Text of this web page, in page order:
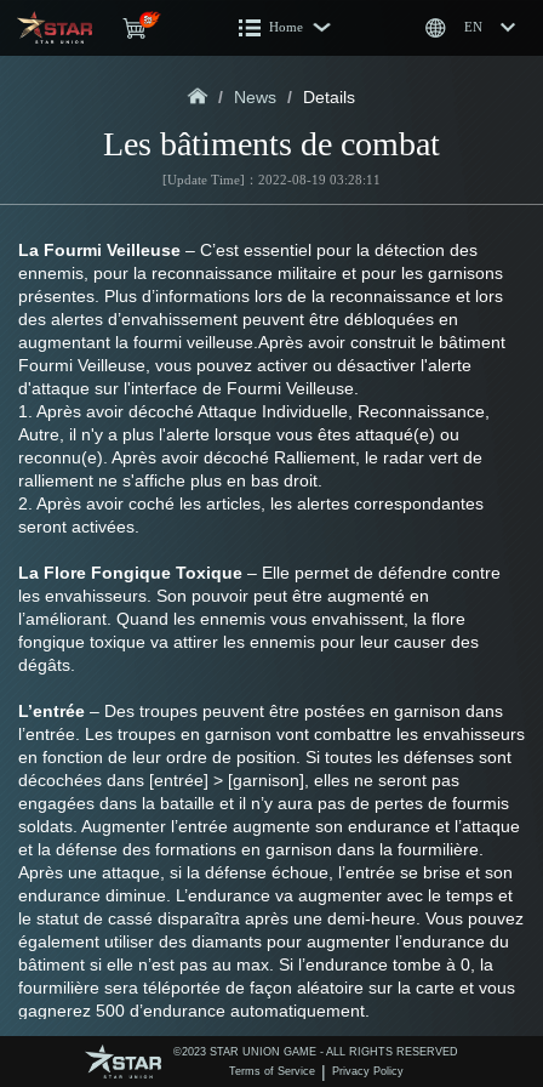
Home EN
/ News / Details
Les bâtiments de combat
[Update Time]：2022-08-19 03:28:11
La Fourmi Veilleuse – C’est essentiel pour la détection des
ennemis, pour la reconnaissance militaire et pour les garnisons
présentes. Plus d’informations lors de la reconnaissance et lors
des alertes d’envahissement peuvent être débloquées en
augmentant la fourmi veilleuse.Après avoir construit le bâtiment
Fourmi Veilleuse, vous pouvez activer ou désactiver l'alerte
d'attaque sur l'interface de Fourmi Veilleuse.
1. Après avoir décoché Attaque Individuelle, Reconnaissance,
Autre, il n'y a plus l'alerte lorsque vous êtes attaqué(e) ou
reconnu(e). Après avoir décoché Ralliement, le radar vert de
ralliement ne s'affiche plus en bas droit.
2. Après avoir coché les articles, les alertes correspondantes
seront activées.
La Flore Fongique Toxique – Elle permet de défendre contre
les envahisseurs. Son pouvoir peut être augmenté en
l’améliorant. Quand les ennemis vous envahissent, la flore
fongique toxique va attirer les ennemis pour leur causer des
dégâts.
L’entrée – Des troupes peuvent être postées en garnison dans
l’entrée. Les troupes en garnison vont combattre les envahisseurs
en fonction de leur ordre de position. Si toutes les défenses sont
décochées dans [entrée] > [garnison], elles ne seront pas
engagées dans la bataille et il n’y aura pas de pertes de fourmis
soldats. Augmenter l’entrée augmente son endurance et l’attaque
et la défense des formations en garnison dans la fourmilière.
Après une attaque, si la défense échoue, l’entrée se brise et son
endurance diminue. L’endurance va augmenter avec le temps et
le statut de cassé disparaîtra après une demi-heure. Vous pouvez
également utiliser des diamants pour augmenter l’endurance du
bâtiment si elle n’est pas au max. Si l’endurance tombe à 0, la
fourmilière sera téléportée de façon aléatoire sur la carte et vous
gagnerez 500 d’endurance automatiquement.
Le centre de ralliement – 3 bâtiments peuvent être construits.
Améliorer un centre de ralliement augmente le nombre total de
fourmis dans la formation. Vous pouvez modifier les formations
©️2023 STAR UNION GAME - ALL RIGHTS RESERVED
Terms of Service
| Privacy Policy